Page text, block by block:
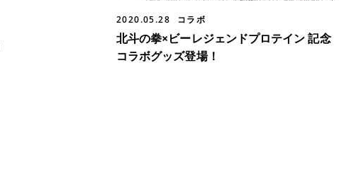
2020.05.28 コラボ
北斗の拳×ビーレジェンドプロテイン 記念
コラボグッズ登場！